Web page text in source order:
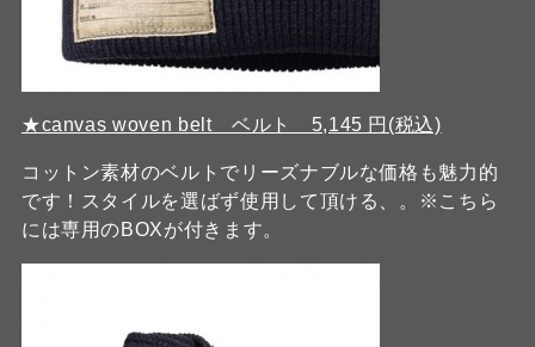
★canvas woven belt ベルト 5,145 円(税込)
コットン素材のベルトでリーズナブルな価格も魅力的
です！スタイルを選ばず使用して頂ける、。※こちら
には専用のBOXが付きます。